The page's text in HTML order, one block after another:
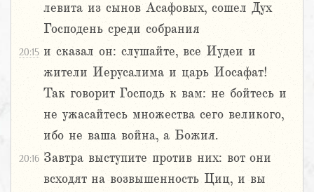
левита из сынов Асафовых, сошел Дух
Господень среди собрания
20:15 и сказал он: слушайте, все Иудеи и
жители Иерусалима и царь Иосафат!
Так говорит Господь к вам: не бойтесь и
не ужасайтесь множества сего великого,
ибо не ваша война, а Божия.
20:16 Завтра выступите против них: вот они
всходят на возвышенность Циц, и вы